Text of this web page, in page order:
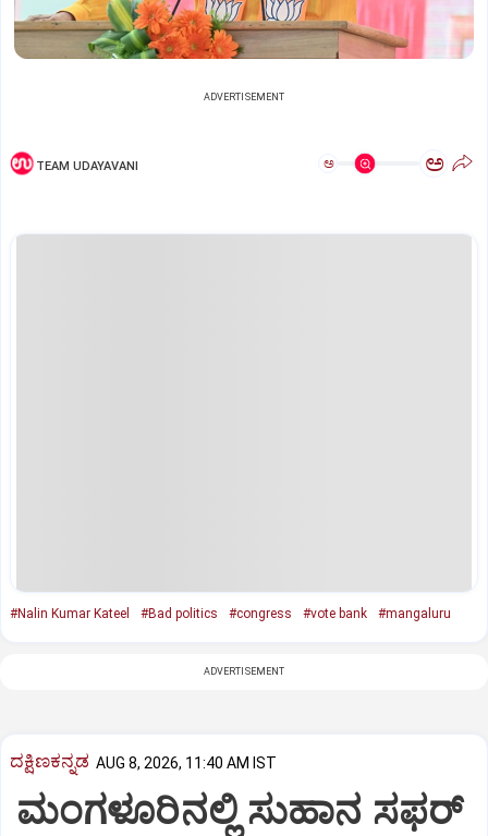
ADVERTISEMENT
TEAM UDAYAVANI ಅ ಅ
#Nalin Kumar Kateel #Bad politics #congress #vote bank #mangaluru
ADVERTISEMENT
ದಕ್ಷಿಣಕನ್ನಡ AUG 8, 2026, 11:40 AM IST
ಮಂಗಳೂರಿನಲ್ಲಿ ಸುಹಾನ ಸಫರ್